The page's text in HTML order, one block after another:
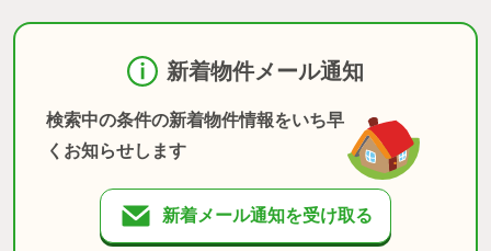
新着物件メール通知
検索中の条件の新着物件情報をいち早
くお知らせします
新着メール通知を受け取る